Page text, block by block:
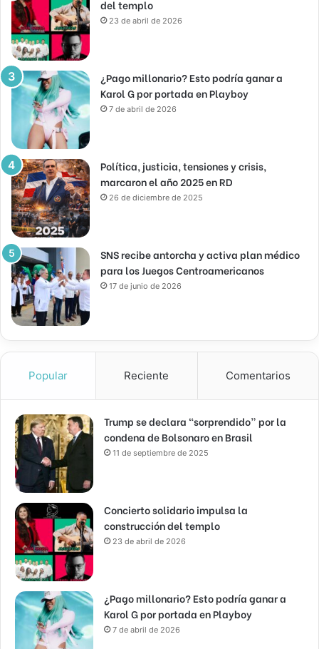
del templo
23 de abril de 2026
¿Pago millonario? Esto podría ganar a
Karol G por portada en Playboy
7 de abril de 2026
Política, justicia, tensiones y crisis,
marcaron el año 2025 en RD
26 de diciembre de 2025
SNS recibe antorcha y activa plan médico
para los Juegos Centroamericanos
17 de junio de 2026
Popular Reciente Comentarios
Trump se declara “sorprendido” por la
condena de Bolsonaro en Brasil
11 de septiembre de 2025
Concierto solidario impulsa la
construcción del templo
23 de abril de 2026
¿Pago millonario? Esto podría ganar a
Karol G por portada en Playboy
7 de abril de 2026